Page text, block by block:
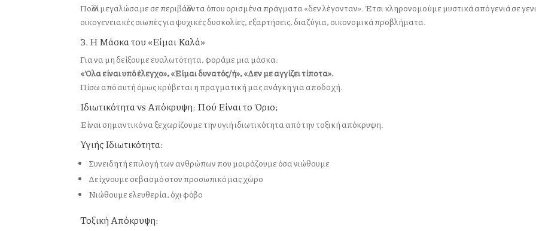
Πολλοί μεγαλώσαμε σε περιβάλλοντα όπου ορισμένα πράγματα «δεν λέγονταν». Έτσι κληρονομούμε μυστικά από γενιά σε
οικογενειακές σιωπές για ψυχικές δυσκολίες, εξαρτήσεις, διαζύγια, οικονομικά προβλήματα.
3. Η Μάσκα του «Είμαι Καλά»
Για να μη δείξουμε ευαλωτότητα, φοράμε μια μάσκα:
«Όλα είναι υπό έλεγχο», «Είμαι δυνατός/ή», «Δεν με αγγίζει τίποτα».
Πίσω από αυτή όμως κρύβεται η πραγματική μας ανάγκη για αποδοχή.
Ιδιωτικότητα vs Απόκρυψη: Πού Είναι το Όριο;
Είναι σημαντικό να ξεχωρίζουμε την υγιή ιδιωτικότητα από την τοξική απόκρυψη.
Υγιής Ιδιωτικότητα:
Συνειδητή επιλογή των ανθρώπων που μοιράζουμε όσα νιώθουμε
Δείχνουμε σεβασμό στον προσωπικό μας χώρο
Νιώθουμε ελευθερία, όχι φόβο
Τοξική Απόκρυψη: